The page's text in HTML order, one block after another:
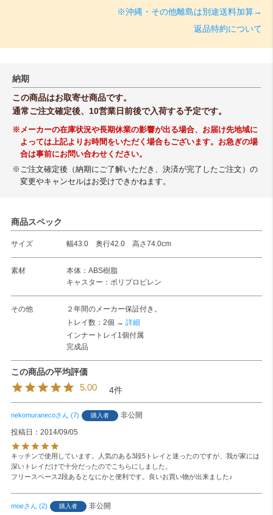
※沖縄・その他離島は別途送料加算→
返品特約について
納期
この商品はお取寄せ商品です。
通常ご注文確定後、10営業日前後で入荷する予定です。
※メーカーの在庫状況や長期休業の影響が出る場合、お届け先地域に
よっては上記よりお時間をいただく場合もございます。お急ぎの場
合は事前にお問い合わせください。
※ご注文確定後（納期にご了解いただき、決済が完了したご注文）の
変更やキャンセルはお受けできかねます。
商品スペック
サイズ 幅43.0 奥行42.0 高さ74.0cm
素材
本体：ABS樹脂
キャスター：ポリプロピレン
その他
２年間のメーカー保証付き。
トレイ数：2個 → 詳細
インナートレイ1個付属
完成品
5.00 4
nekomuraneco 7 購入者
非公開
投稿日
2014/09/05
キッチンで使用しています。人気のある3段5トレイと迷ったのですが、我が家には
深いトレイだけで十分だったのでこちらにしました。
フリースペース2段あるとなにかと便利です。良いお買い物が出来ました♪
moe 2 購入者
非公開